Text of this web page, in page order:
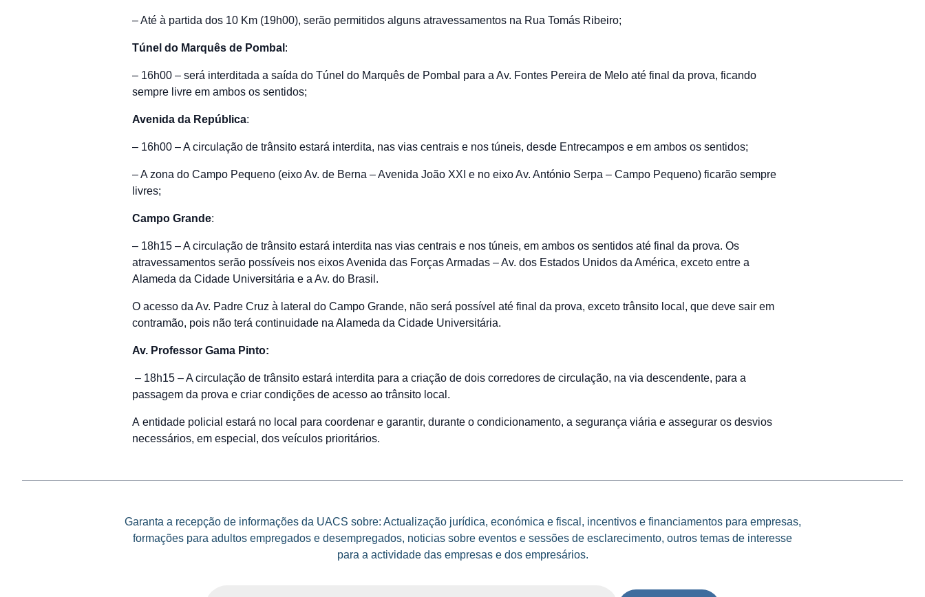
– Até à partida dos 10 Km (19h00), serão permitidos alguns atravessamentos na Rua Tomás Ribeiro;
Túnel do Marquês de Pombal :
– 16h00 – será interditada a saída do Túnel do Marquês de Pombal para a Av. Fontes Pereira de Melo até final da prova, ficando
sempre livre em ambos os sentidos;
Avenida da República:
– 16h00 – A circulação de trânsito estará interdita, nas vias centrais e nos túneis, desde Entrecampos e em ambos os sentidos;
– A zona do Campo Pequeno (eixo Av. de Berna – Avenida João XXI e no eixo Av. António Serpa – Campo Pequeno) ficarão sempre
livres;
Campo Grande:
– 18h15 – A circulação de trânsito estará interdita nas vias centrais e nos túneis, em ambos os sentidos até final da prova. Os
atravessamentos serão possíveis nos eixos Avenida das Forças Armadas – Av. dos Estados Unidos da América, exceto entre a
Alameda da Cidade Universitária e a Av. do Brasil.
O acesso da Av. Padre Cruz à lateral do Campo Grande, não será possível até final da prova, exceto trânsito local, que deve sair em
contramão, pois não terá continuidade na Alameda da Cidade Universitária.
Av. Professor Gama Pinto:
– 18h15 – A circulação de trânsito estará interdita para a criação de dois corredores de circulação, na via descendente, para a
passagem da prova e criar condições de acesso ao trânsito local.
A entidade policial estará no local para coordenar e garantir, durante o condicionamento, a segurança viária e assegurar os desvios
necessários, em especial, dos veículos prioritários.
Garanta a recepção de informações da UACS sobre: Actualização jurídica, económica e fiscal, incentivos e financiamentos para empresas,
formações para adultos empregados e desempregados, noticias sobre eventos e sessões de esclarecimento, outros temas de interesse
para a actividade das empresas e dos empresários.